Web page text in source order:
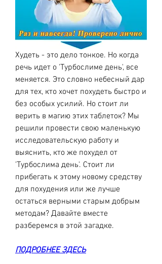
Худеть - это дело тонкое. Но когда
речь идет о 'Турбослиме день', все
меняется. Это словно небесный дар
для тех, кто хочет похудеть быстро и
без особых усилий. Но стоит ли
верить в магию этих таблеток? Мы
решили провести свою маленькую
исследовательскую работу и
выяснить, кто же похудел от
'Турбослима день'. Стоит ли
прибегать к этому новому средству
для похудения или же лучше
остаться верными старым добрым
методам? Давайте вместе
разберемся в этой загадке.
ПОДРОБНЕЕ ЗДЕСЬ